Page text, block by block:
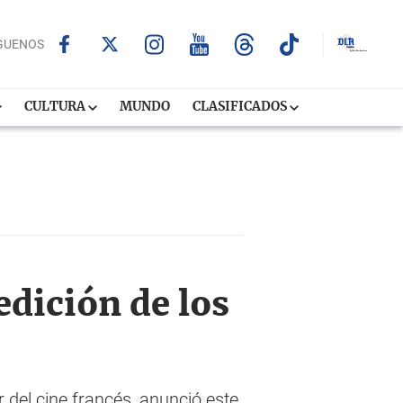
CULTURA MUNDO CLASIFICADOS
de los